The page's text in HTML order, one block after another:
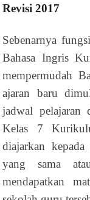
Revisi 2017
Sebenarnya
Bahasa Ingris
mempermudah
ajaran baru
jadwal pelajaran
Kelas 7
diajarkan
yang sama
mendapatkan